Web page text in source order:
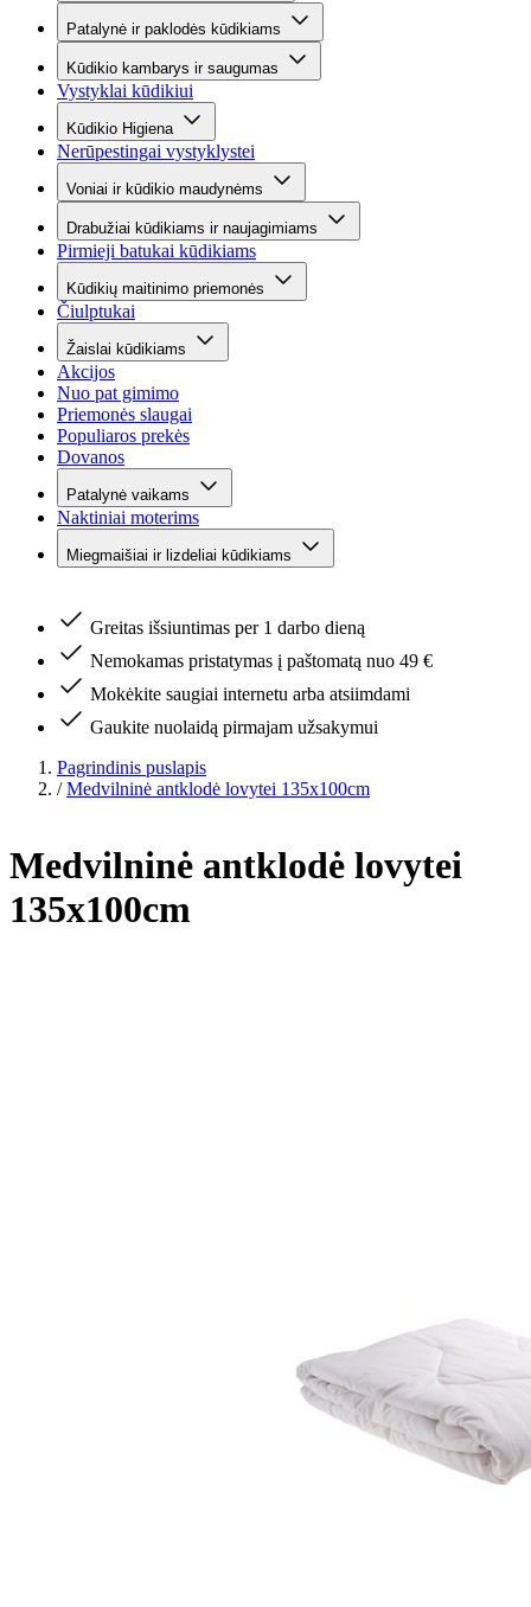
Patalynė ir paklodės kūdikiams
Kūdikio kambarys ir saugumas
Vystyklai kūdikiui
Kūdikio Higiena
Nerūpestingai vystyklystei
Voniai ir kūdikio maudynėms
Drabužiai kūdikiams ir naujagimiams
Pirmieji batukai kūdikiams
Kūdikių maitinimo priemonės
Čiulptukai
Žaislai kūdikiams
Akcijos
Nuo pat gimimo
Priemonės slaugai
Populiaros prekės
Dovanos
Patalynė vaikams
Naktiniai moterims
Miegmaišiai ir lizdeliai kūdikiams
Greitas išsiuntimas per 1 darbo dieną
Nemokamas pristatymas į paštomatą nuo 49 €
Mokėkite saugiai internetu arba atsiimdami
Gaukite nuolaidą pirmajam užsakymui
Pagrindinis puslapis
/ Medvilninė antklodė lovytei 135x100cm
Medvilninė antklodė lovytei
135x100cm